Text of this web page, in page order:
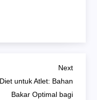
Next
Post
Next
untuk Atlet: Bahan
Bakar Optimal bagi